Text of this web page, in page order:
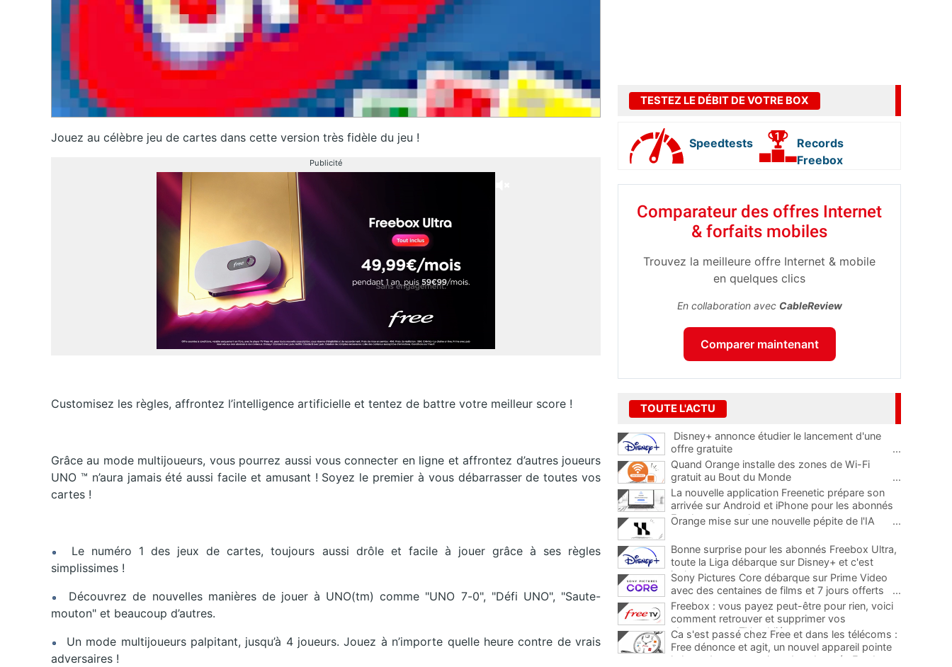
Jouez au célèbre jeu de cartes dans cette version très fidèle du jeu !
Publicité
Customisez les règles, affrontez l’intelligence artificielle et tentez de battre votre meilleur score !
Grâce au mode multijoueurs, vous pourrez aussi vous connecter en ligne et affrontez d’autres joueurs
UNO ™ n’aura jamais été aussi facile et amusant ! Soyez le premier à vous débarrasser de toutes vos
cartes !
Le numéro 1 des jeux de cartes, toujours aussi drôle et facile à jouer grâce à ses règles
simplissimes !
Découvrez de nouvelles manières de jouer à UNO(tm) comme "UNO 7-0", "Défi UNO", "Saute-
mouton" et beaucoup d’autres.
Un mode multijoueurs palpitant, jusqu’à 4 joueurs. Jouez à n’importe quelle heure contre de vrais
adversaires !
TESTEZ LE DÉBIT DE VOTRE BOX
Speedtests
Records
Freebox
Comparateur des offres Internet
& forfaits mobiles
Trouvez la meilleure offre Internet & mobile
en quelques clics
En collaboration avec CableReview
Comparer maintenant
TOUTE L'ACTU
Disney+ annonce étudier le lancement d'une
offre gratuite
...
Quand Orange installe des zones de Wi-Fi
gratuit au Bout du Monde
...
La nouvelle application Freenetic prépare son
arrivée sur Android et iPhone pour les abonnés
Freebox, testez la
Orange mise sur une nouvelle pépite de l'IA ...
Bonne surprise pour les abonnés Freebox Ultra,
toute la Liga débarque sur Disney+ et c'est
inclus
Sony Pictures Core débarque sur Prime Video
avec des centaines de films et 7 jours offerts
...
Freebox : vous payez peut-être pour rien, voici
comment retrouver et supprimer vos
abonnements TV oubliés
...
Ca s'est passé chez Free et dans les télécoms :
Free dénonce et agit, un nouvel appareil pointe
le bout de son nez chez des abonnés Freebox...